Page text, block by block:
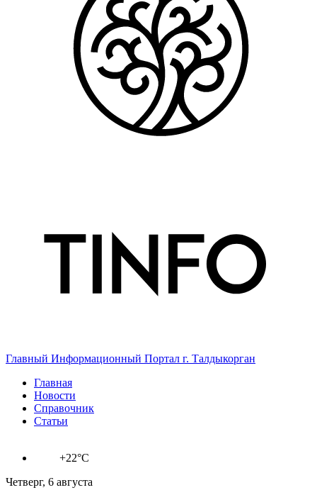
Главный Информационный Портал г. Талдыкорган
Главная
Новости
Справочник
Статьи
+22°C
Четверг, 6 августа